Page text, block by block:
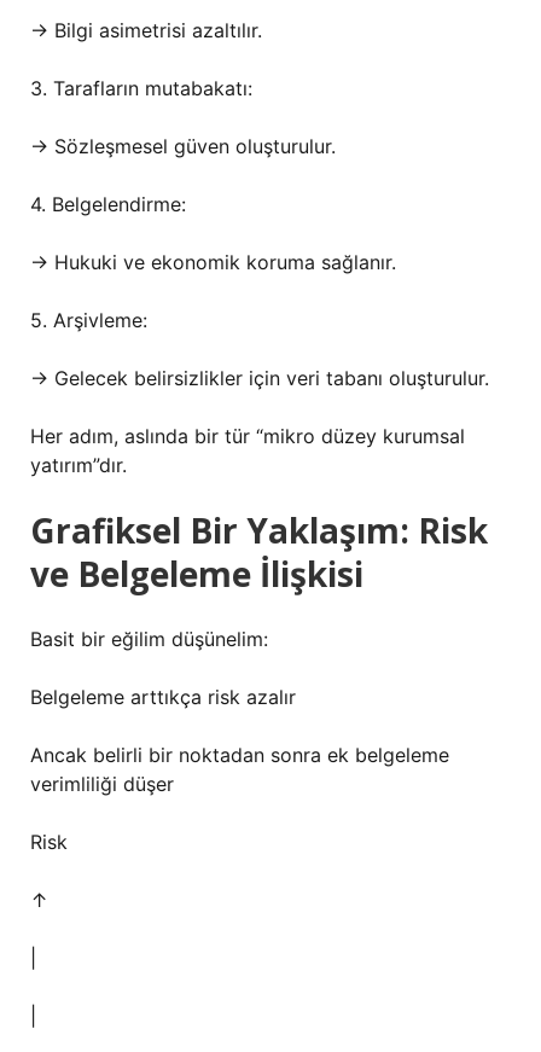
→ Bilgi asimetrisi azaltılır.
3. Tarafların mutabakatı:
→ Sözleşmesel güven oluşturulur.
4. Belgelendirme:
→ Hukuki ve ekonomik koruma sağlanır.
5. Arşivleme:
→ Gelecek belirsizlikler için veri tabanı oluşturulur.
Her adım, aslında bir tür “mikro düzey kurumsal
yatırım”dır.
Grafiksel Bir Yaklaşım: Risk
ve Belgeleme İlişkisi
Basit bir eğilim düşünelim:
Belgeleme arttıkça risk azalır
Ancak belirli bir noktadan sonra ek belgeleme
verimliliği düşer
Risk
↑